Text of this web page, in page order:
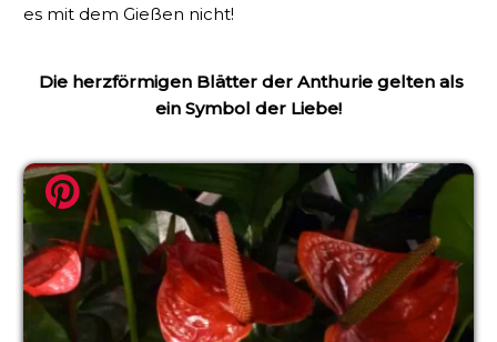
es mit dem Gießen nicht!
Die herzförmigen Blätter der Anthurie gelten als
ein Symbol der Liebe!